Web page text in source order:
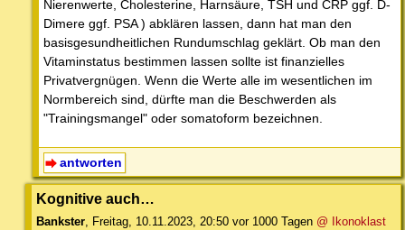
Nierenwerte, Cholesterine, Harnsäure, TSH und CRP ggf. D-
Dimere ggf. PSA ) abklären lassen, dann hat man den
basisgesundheitlichen Rundumschlag geklärt. Ob man den
Vitaminstatus bestimmen lassen sollte ist finanzielles
Privatvergnügen. Wenn die Werte alle im wesentlichen im
Normbereich sind, dürfte man die Beschwerden als
"Trainingsmangel" oder somatoform bezeichnen.
antworten
Kognitive auch…
Bankster Freitag, 10.11.2023, 20:50 vor 1000 Tagen @ Ikonoklast